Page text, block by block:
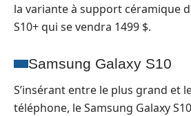
la variante à support céramique
S10+ qui se vendra 1499 $.
Samsung Galaxy S10
S’insérant entre le plus grand et
téléphone, le Samsung Galaxy